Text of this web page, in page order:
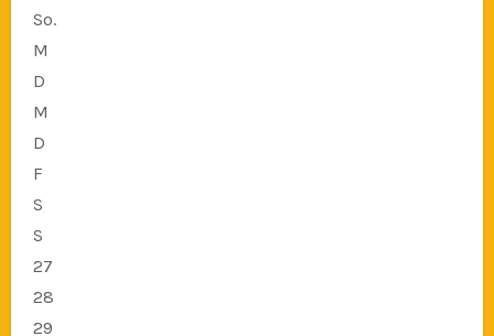
So.
M
D
M
D
F
S
S
27
28
29